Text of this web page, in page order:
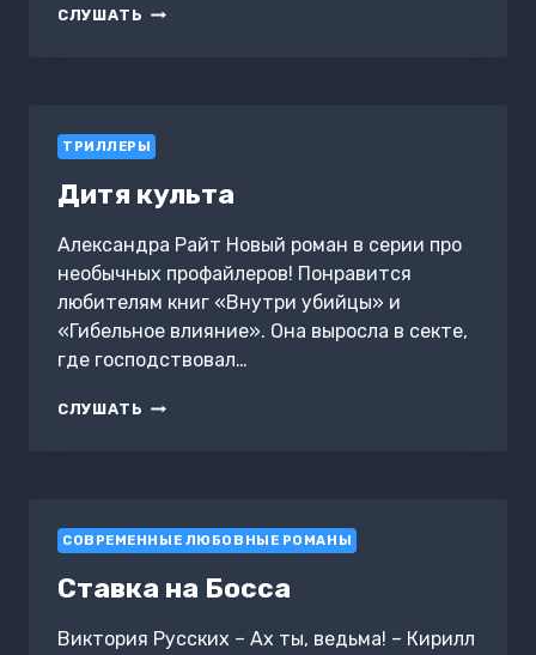
СЛУШАТЬ МУРЧАНИЕ
ТРИЛЛЕРЫ
Дитя культа
Александра Райт Новый роман в серии про
необычных профайлеров! Понравится
любителям книг «Внутри убийцы» и
«Гибельное влияние». Она выросла в секте,
где господствовал…
СЛУШАТЬ ДИТЯ
СОВРЕМЕННЫЕ ЛЮБОВНЫЕ РОМАНЫ
Ставка на Босса
Виктория Русских – Ах ты, ведьма! – Кирилл